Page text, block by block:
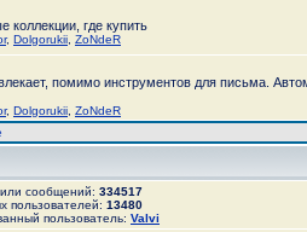
коллекции, где купить
, Dolgorukii ZoNdeR
помимо инструментов для письма.
, Dolgorukii ZoNdeR
сообщений: 334517
пользователей: 13480
пользователь: Valvi